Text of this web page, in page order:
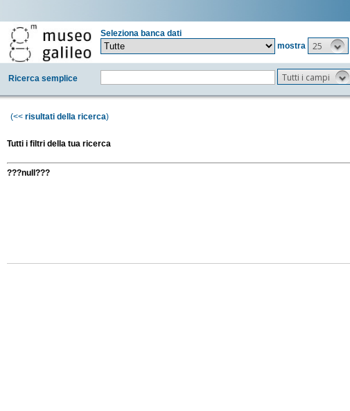
Seleziona banca dati
mostra
25
Ricerca semplice Tutti i campi
(<< risultati della ricerca)
Tutti i filtri della tua ricerca
???null???